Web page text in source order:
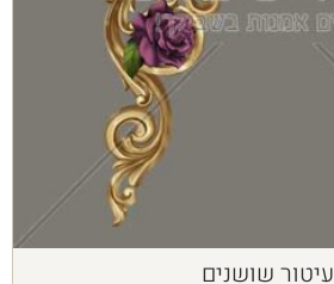
עיטור שושנים